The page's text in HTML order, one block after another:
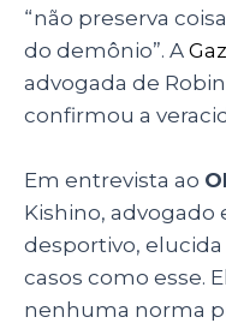
“não preserva
do demônio”. A
advogada de
confirmou a
Em entrevista ao
Kishino, advogado
desportivo,
casos como esse.
nenhuma norma